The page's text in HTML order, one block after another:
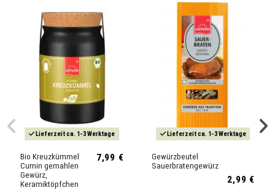
Lieferzeit ca. 1-3 Werktage
Bio Kreuzkümmel
Cumin gemahlen
Gewürz,
Keramiktöpfchen
7,99 €
Lieferzeit ca. 1-3 Werktage
Gewürzbeutel
Sauerbratengewürz
2,99 €